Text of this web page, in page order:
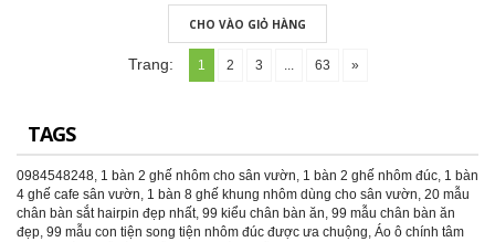
CHO VÀO GIỎ HÀNG
Trang: 1 2 3 ... 63 »
TAGS
0984548248, 1 bàn 2 ghế nhôm cho sân vườn, 1 bàn 2 ghế nhôm đúc, 1 bàn
4 ghế cafe sân vườn, 1 bàn 8 ghế khung nhôm dùng cho sân vườn, 20 mẫu
chân bàn sắt hairpin đẹp nhất, 99 kiểu chân bàn ăn, 99 mẫu chân bàn ăn
đẹp, 99 mẫu con tiện song tiện nhôm đúc được ưa chuộng, Áo ô chính tâm